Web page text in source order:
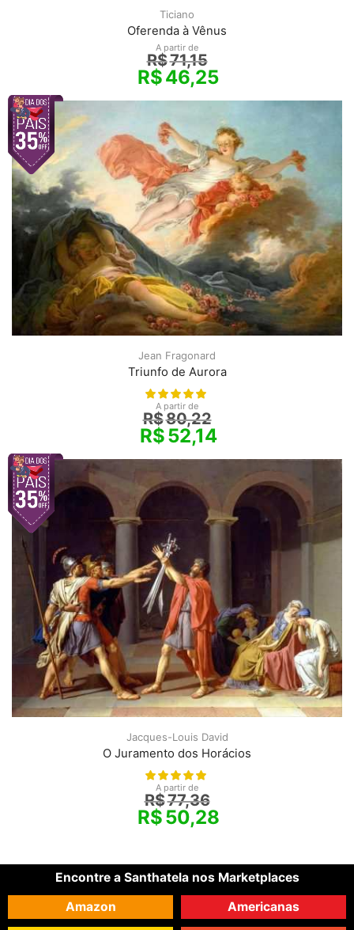
Ticiano
Oferenda à Vênus
A partir de
R$71,15
R$46,25
Jean Fragonard
Triunfo de Aurora
A partir de
R$80,22
R$52,14
Jacques-Louis David
O Juramento dos Horácios
A partir de
R$77,36
R$50,28
Encontre a Santhatela nos Marketplaces
Amazon
Americanas